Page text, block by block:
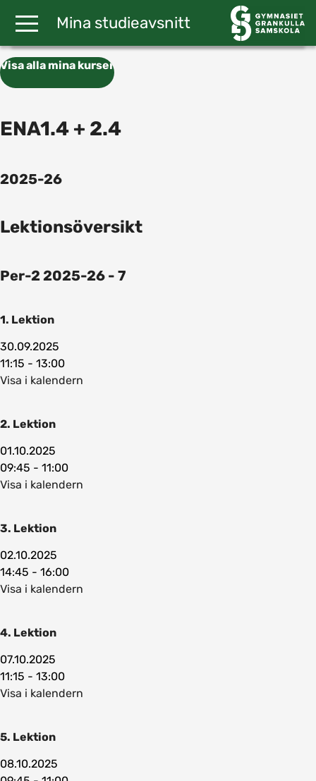
Mina studieavsnitt
Visa alla mina kurser
ENA1.4 + 2.4
2025-26
Lektionsöversikt
Per-2 2025-26 - 7
1. Lektion
30.09.2025
11:15 - 13:00
Visa i kalendern
2. Lektion
01.10.2025
09:45 - 11:00
Visa i kalendern
3. Lektion
02.10.2025
14:45 - 16:00
Visa i kalendern
4. Lektion
07.10.2025
11:15 - 13:00
Visa i kalendern
5. Lektion
08.10.2025